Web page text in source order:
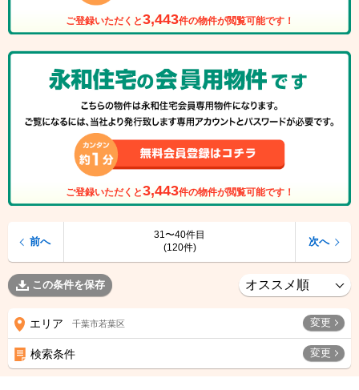
ご登録いただくと3,443件の物件が閲覧可能です！
ご登録いただくと3,443件の物件が閲覧可能です！
31〜40件目
(120件)
前へ 次へ
この条件を保存
エリア 千葉市若葉区 変更
検索条件 変更